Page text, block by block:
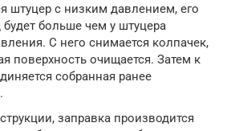
штуцер с низким давлением, его
будет больше чем у штуцера
С него снимается колпачек,
поверхность очищается. Затем к
собранная ранее
заправка производится